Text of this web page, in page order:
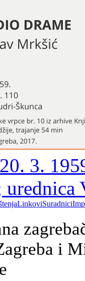
3.
LinkoviSuradnici
i